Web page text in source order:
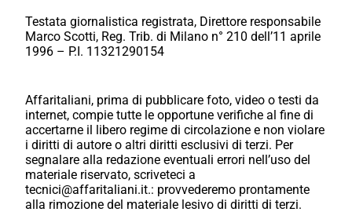
Testata giornalistica registrata, Direttore responsabile
Marco Scotti, Reg. Trib. di Milano n° 210 dell’11 aprile
1996 – P.I. 11321290154
Affaritaliani, prima di pubblicare foto, video o testi da
internet, compie tutte le opportune verifiche al fine di
accertarne il libero regime di circolazione e non violare
i diritti di autore o altri diritti esclusivi di terzi. Per
segnalare alla redazione eventuali errori nell’uso del
materiale riservato, scriveteci a
tecnici@affaritaliani.it.: provvederemo prontamente
alla rimozione del materiale lesivo di diritti di terzi.